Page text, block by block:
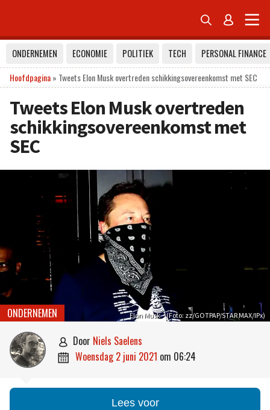
 
ONDERNEMEN ECONOMIE POLITIEK TECH
PERSONAL FINANCE
Hoofdpagina» Tweets Elon Musk overtreden schikkingsovereenkomst met SEC
Tweets Elon Musk overtreden
schikkingsovereenkomst met
SEC
Elon Musk – (Foto: zz/GOTPAP/STAR MAX/IPx)
ONDERNEMEN
 door Niels Saelens
 woensdag 2 juni 2021 om 06:24
Lees voor